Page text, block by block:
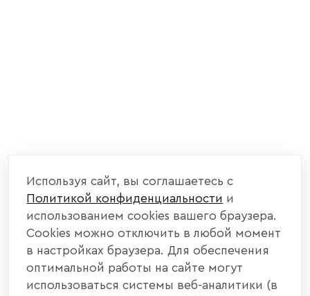
Используя сайт, вы соглашаетесь с
Политикой конфиденциальности и
использованием cookies вашего браузера.
Cookies можно отключить в любой момент
в настройках браузера. Для обеспечения
оптимальной работы на сайте могут
использоваться системы веб-аналитики (в